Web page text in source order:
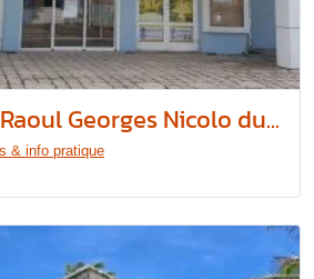
Georges Nicolo du...
& info pratique